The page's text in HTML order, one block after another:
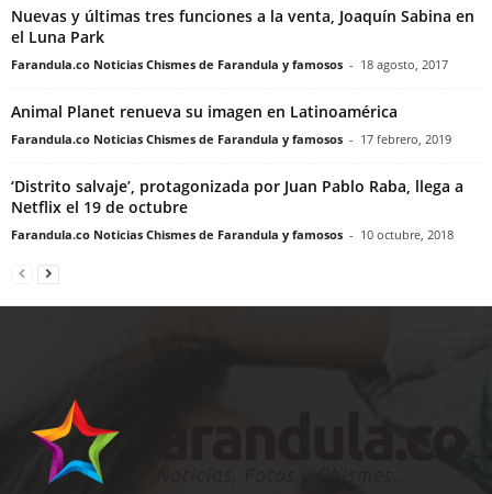
Nuevas y últimas tres funciones a la venta, Joaquín Sabina en
el Luna Park
Farandula.co Noticias Chismes de Farandula y famosos - 18 agosto, 2017
Animal Planet renueva su imagen en Latinoamérica
Farandula.co Noticias Chismes de Farandula y famosos - 17 febrero, 2019
‘Distrito salvaje’, protagonizada por Juan Pablo Raba, llega a
Netflix el 19 de octubre
Farandula.co Noticias Chismes de Farandula y famosos - 10 octubre, 2018